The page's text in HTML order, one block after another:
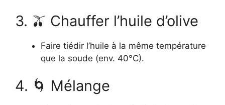
3. 🫒 Chauffer l’huile d’olive
Faire tiédir l’huile à la même température
que la soude (env. 40°C).
4. 🌀 Mélange